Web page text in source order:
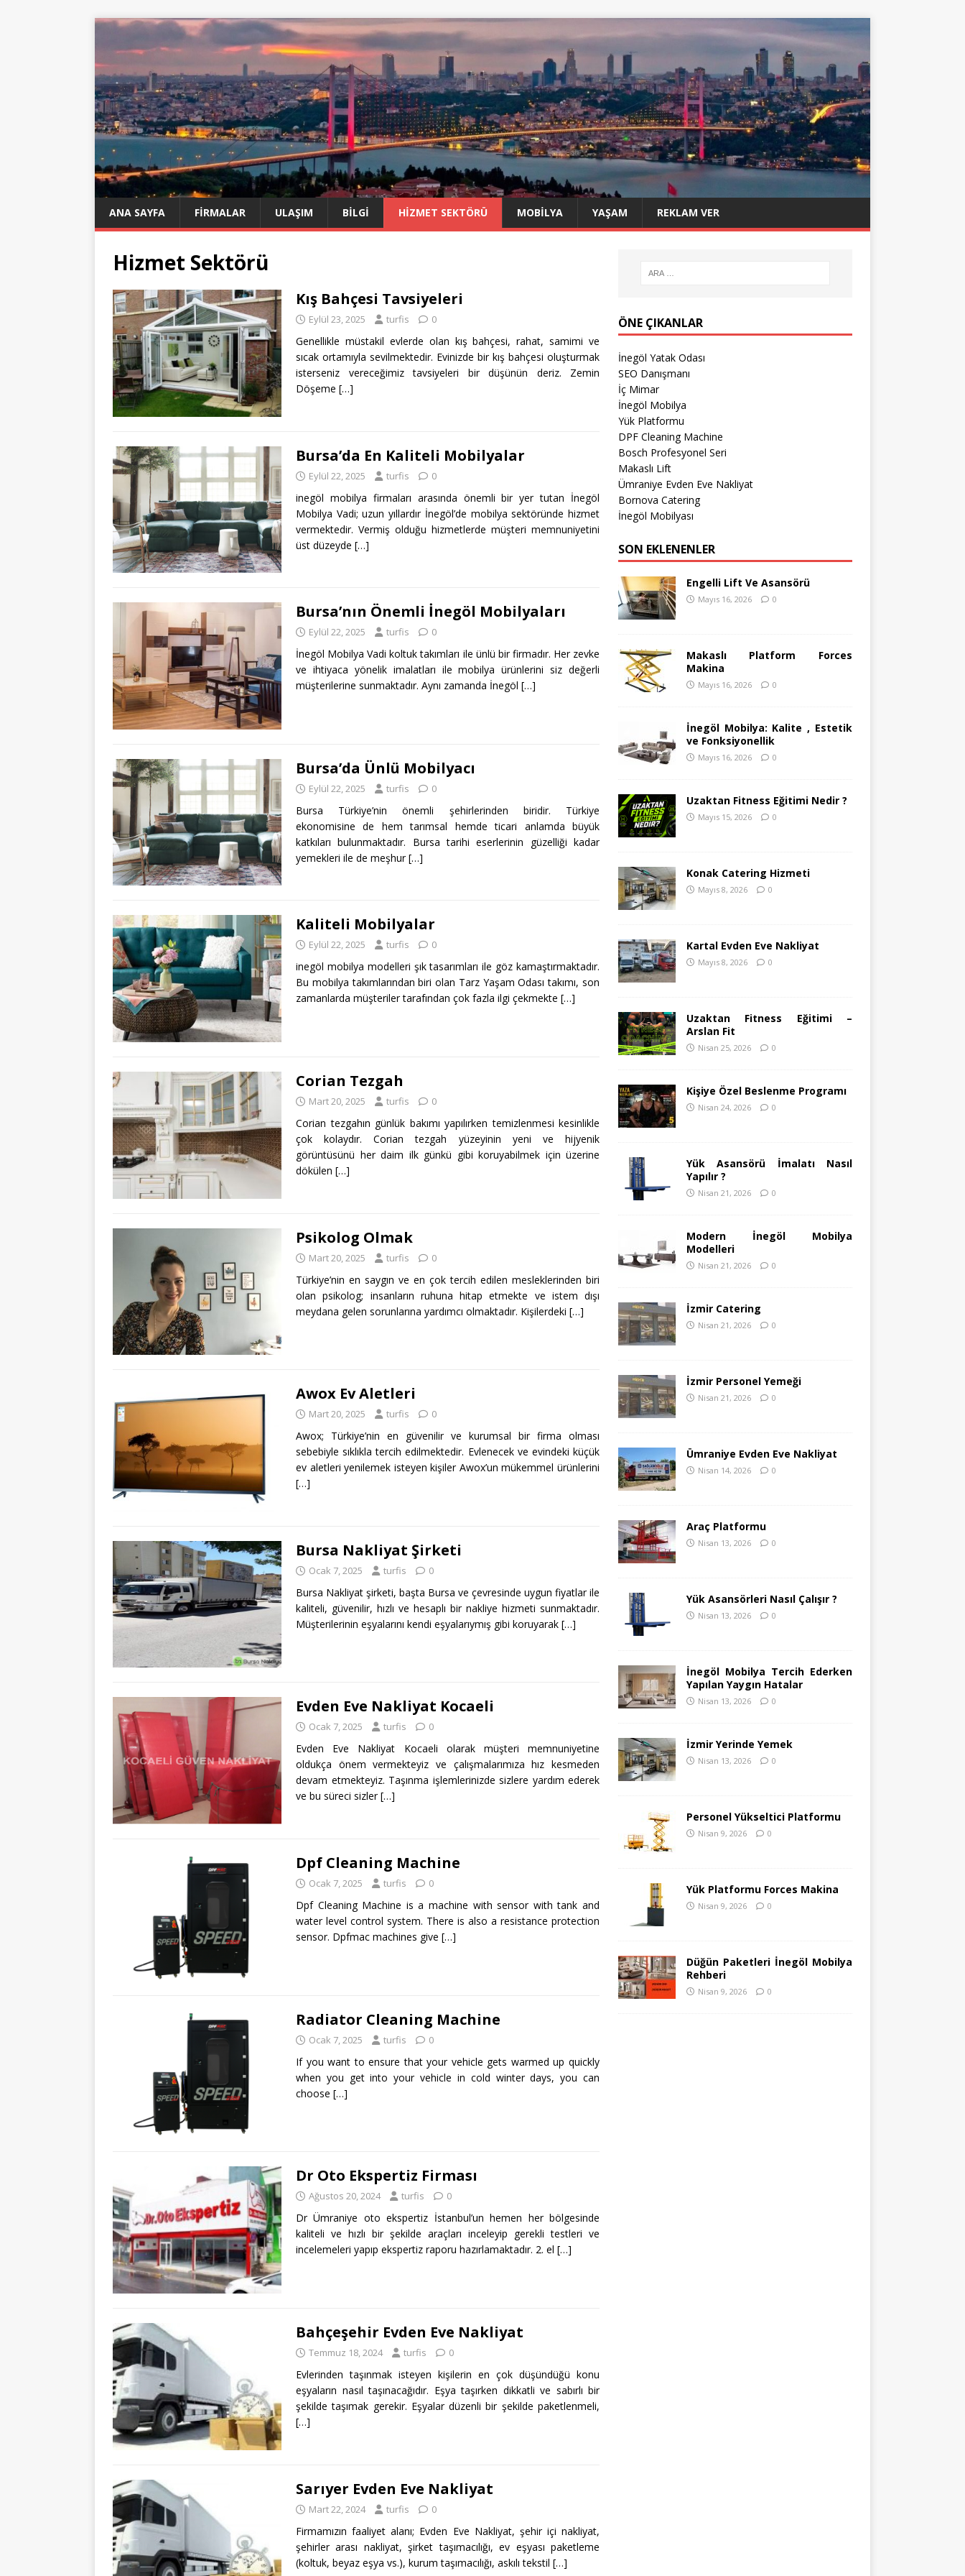
ANA SAYFA FIRMALAR ULAŞIM BILGI HIZMET SEKTÖRÜ MOBILYA YAŞAM REKLAM VER
Hizmet Sektörü
Kış Bahçesi Tavsiyeleri
Eylül 23, 2025 turfis 0
Genellikle müstakil evlerde olan kış bahçesi, rahat, samimi ve
sıcak ortamıyla sevilmektedir. Evinizde bir kış bahçesi oluşturmak
isterseniz vereceğimiz tavsiyeleri bir düşünün deriz. Zemin
Döşeme […]
Bursa’da En Kaliteli Mobilyalar
Eylül 22, 2025 turfis 0
inegöl mobilya firmaları arasında önemli bir yer tutan İnegöl
Mobilya Vadi; uzun yıllardır İnegöl’de mobilya sektöründe hizmet
vermektedir. Vermiş olduğu hizmetlerde müşteri memnuniyetini
üst düzeyde […]
Bursa’nın Önemli İnegöl Mobilyaları
Eylül 22, 2025 turfis 0
İnegöl Mobilya Vadi koltuk takımları ile ünlü bir firmadır. Her zevke
ve ihtiyaca yönelik imalatları ile mobilya ürünlerini siz değerli
müşterilerine sunmaktadır. Aynı zamanda İnegöl […]
Bursa’da Ünlü Mobilyacı
Eylül 22, 2025 turfis 0
Bursa Türkiye’nin önemli şehirlerinden biridir. Türkiye
ekonomisine de hem tarımsal hemde ticari anlamda büyük
katkıları bulunmaktadır. Bursa tarihi eserlerinin güzelliği kadar
yemekleri ile de meşhur[…]
Kaliteli Mobilyalar
Eylül 22, 2025 turfis 0
inegöl mobilya modelleri şık tasarımları ile göz kamaştırmaktadır.
Bu mobilya takımlarından biri olan Tarz Yaşam Odası takımı, son
zamanlarda müşteriler tarafından çok fazla ilgi çekmekte […]
Corian Tezgah
Mart 20, 2025 turfis 0
Corian tezgahın günlük bakımı yapılırken temizlenmesi kesinlikle
çok kolaydır. Corian tezgah yüzeyinin yeni ve hijyenik
görüntüsünü her daim ilk günkü gibi koruyabilmek için üzerine
dökülen […]
Psikolog Olmak
Mart 20, 2025 turfis 0
Türkiye’nin en saygın ve en çok tercih edilen mesleklerinden biri
olan psikolog; insanların ruhuna hitap etmekte ve istem dışı
meydana gelen sorunlarına yardımcı olmaktadır. Kişilerdeki […]
Awox Ev Aletleri
Mart 20, 2025 turfis 0
Awox; Türkiye’nin en güvenilir ve kurumsal bir firma olması
sebebiyle sıklıkla tercih edilmektedir. Evlenecek ve evindeki küçük
ev aletleri yenilemek isteyen kişiler Awox’un mükemmel ürünlerini
[…]
Bursa Nakliyat Şirketi
Ocak 7, 2025 turfis 0
Bursa Nakliyat şirketi, başta Bursa ve çevresinde uygun fiyatlar ile
kaliteli, güvenilir, hızlı ve hesaplı bir nakliye hizmeti sunmaktadır.
Müşterilerinin eşyalarını kendi eşyalarıymış gibi koruyarak […]
Evden Eve Nakliyat Kocaeli
Ocak 7, 2025 turfis 0
Evden Eve Nakliyat Kocaeli olarak müşteri memnuniyetine
oldukça önem vermekteyiz ve çalışmalarımıza hız kesmeden
devam etmekteyiz. Taşınma işlemlerinizde sizlere yardım ederek
ve bu süreci sizler[…]
Dpf Cleaning Machine
Ocak 7, 2025 turfis 0
Dpf Cleaning Machine is a machine with sensor with tank and
water level control system. There is also a resistance protection
sensor. Dpfmac machines give […]
Radiator Cleaning Machine
Ocak 7, 2025 turfis 0
If you want to ensure that your vehicle gets warmed up quickly
when you get into your vehicle in cold winter days, you can
choose […]
Dr Oto Ekspertiz Firması
Ağustos 20, 2024 turfis 0
Dr Ümraniye oto ekspertiz İstanbul’un hemen her bölgesinde
kaliteli ve hızlı bir şekilde araçları inceleyip gerekli testleri ve
incelemeleri yapıp ekspertiz raporu hazırlamaktadır. 2. el […]
Bahçeşehir Evden Eve Nakliyat
Temmuz 18, 2024 turfis 0
Evlerinden taşınmak isteyen kişilerin en çok düşündüğü konu
eşyaların nasıl taşınacağıdır. Eşya taşırken dikkatli ve sabırlı bir
şekilde taşımak gerekir. Eşyalar düzenli bir şekilde paketlenmeli,
[…]
Sarıyer Evden Eve Nakliyat
Mart 22, 2024 turfis 0
Firmamızın faaliyet alanı; Evden Eve Nakliyat, şehir içi nakliyat,
şehirler arası nakliyat, şirket taşımacılığı, ev eşyası paketleme
(koltuk, beyaz eşya vs.), kurum taşımacılığı, askılı tekstil […]
ÖNE ÇIKANLAR
İnegöl Yatak Odası
SEO Danışmanı
İç Mimar
İnegöl Mobilya
Yük Platformu
DPF Cleaning Machine
Bosch Profesyonel Seri
Makaslı Lift
Ümraniye Evden Eve Nakliyat
Bornova Catering
İnegöl Mobilyası
SON EKLENENLER
Engelli Lift Ve Asansörü
Mayıs 16, 2026 0
Makaslı Platform Forces
Makina
Mayıs 16, 2026 0
İnegöl Mobilya: Kalite , Estetik
ve Fonksiyonellik
Mayıs 16, 2026 0
Uzaktan Fitness Eğitimi Nedir ?
Mayıs 15, 2026 0
Konak Catering Hizmeti
Mayıs 8, 2026 0
Kartal Evden Eve Nakliyat
Mayıs 8, 2026 0
Uzaktan Fitness Eğitimi –
Arslan Fit
Nisan 25, 2026 0
Kişiye Özel Beslenme Programı
Nisan 24, 2026 0
Yük Asansörü İmalatı Nasıl
Yapılır ?
Nisan 21, 2026 0
Modern İnegöl Mobilya
Modelleri
Nisan 21, 2026 0
İzmir Catering
Nisan 21, 2026 0
İzmir Personel Yemeği
Nisan 21, 2026 0
Ümraniye Evden Eve Nakliyat
Nisan 14, 2026 0
Araç Platformu
Nisan 13, 2026 0
Yük Asansörleri Nasıl Çalışır ?
Nisan 13, 2026 0
İnegöl Mobilya Tercih Ederken
Yapılan Yaygın Hatalar
Nisan 13, 2026 0
İzmir Yerinde Yemek
Nisan 13, 2026 0
Personel Yükseltici Platformu
Nisan 9, 2026 0
Yük Platformu Forces Makina
Nisan 9, 2026 0
Düğün Paketleri İnegöl Mobilya
Rehberi
Nisan 9, 2026 0